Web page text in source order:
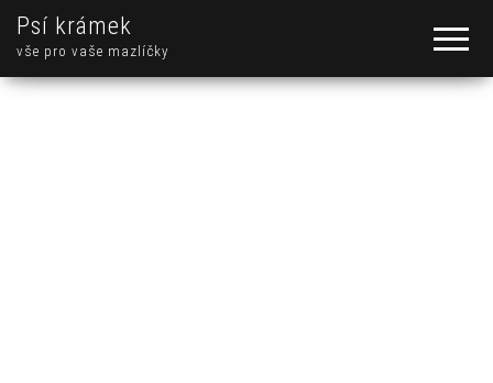
Psí krámek
vše pro vaše mazlíčky